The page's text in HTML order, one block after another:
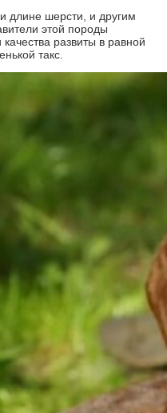
длине шерсти, и другим
этой породы
развиты в равной
такс.